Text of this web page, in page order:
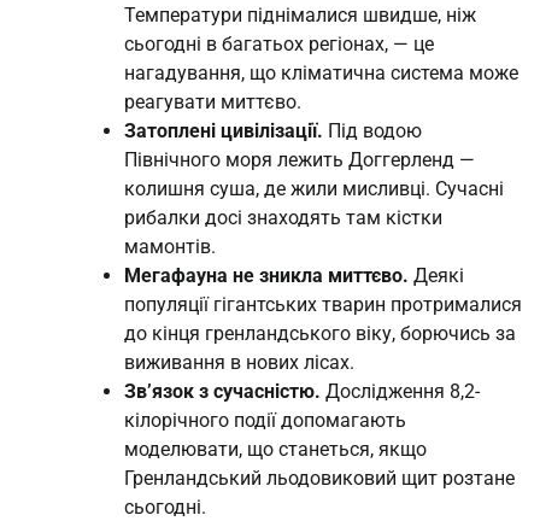
Температури піднімалися швидше, ніж
сьогодні в багатьох регіонах, — це
нагадування, що кліматична система може
реагувати миттєво.
Затоплені цивілізації. Під водою
Північного моря лежить Доггерленд —
колишня суша, де жили мисливці. Сучасні
рибалки досі знаходять там кістки
мамонтів.
Мегафауна не зникла миттєво. Деякі
популяції гігантських тварин протрималися
до кінця гренландського віку, борючись за
виживання в нових лісах.
Зв’язок з сучасністю. Дослідження 8,2-
кілорічного події допомагають
моделювати, що станеться, якщо
Гренландський льодовиковий щит розтане
сьогодні.